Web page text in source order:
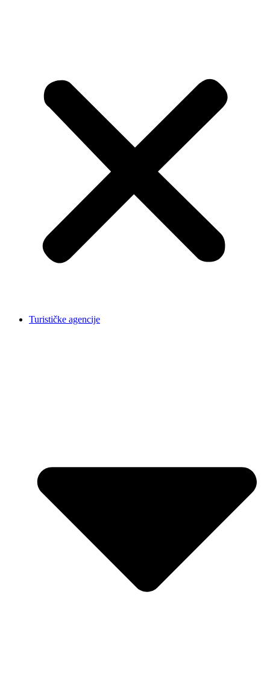
Turističke agencije